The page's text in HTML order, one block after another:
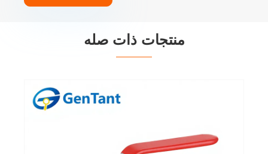
منتجات ذات صله